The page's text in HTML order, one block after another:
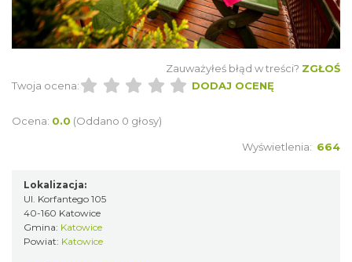
Zauważyłeś błąd w treści? ZGŁOŚ
Twoja ocena:
DODAJ OCENĘ
Ocena: 0.0 (Oddano 0 głosy)
Wyświetlenia: 664
Lokalizacja:
Ul. Korfantego 105
40-160 Katowice
Gmina: Katowice
Powiat: Katowice